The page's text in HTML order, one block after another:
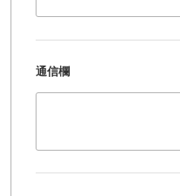
通信欄